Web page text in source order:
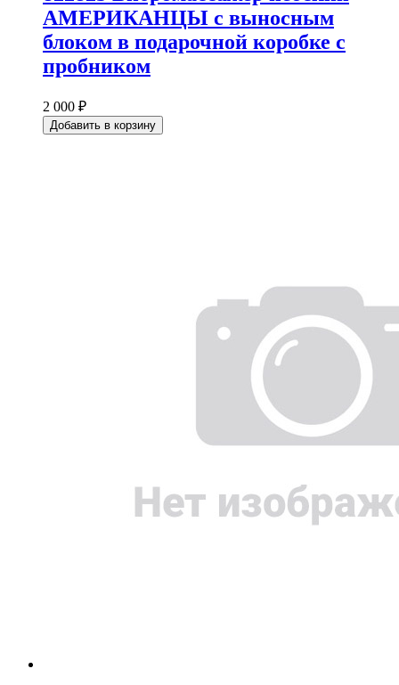
АМЕРИКАНЦЫ с выносным
блоком в подарочной коробке с
пробником
2 000 ₽
Добавить в корзину